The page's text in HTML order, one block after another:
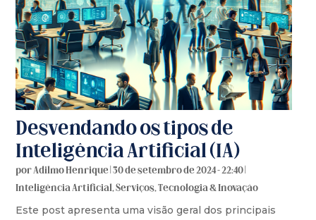
Desvendando os tipos de
Inteligência Artificial (IA)
porAdilmo Henrique |30 de setembro de 2024 - 22:40
Inteligência Artificial,Serviços,Tecnologia & Inovação
Este post apresenta uma visão geral dos principais